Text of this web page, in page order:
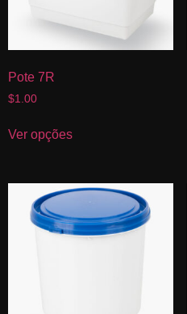
Pote 7R
$1.00
Ver opções